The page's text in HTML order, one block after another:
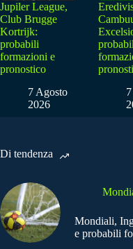
Jupiler League,
Club Brugge
Kortrijk:
probabili
formazioni e
pronostico
7 Agosto
2026
Di tendenza
Mondiali,
e probabili